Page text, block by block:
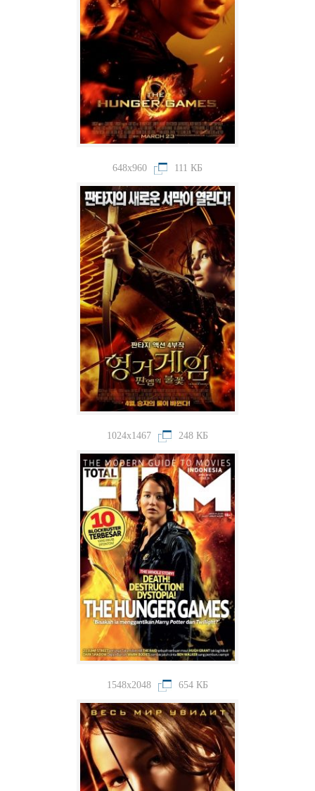
648x960 111 КБ
1024x1467 248 КБ
1548x2048 654 КБ